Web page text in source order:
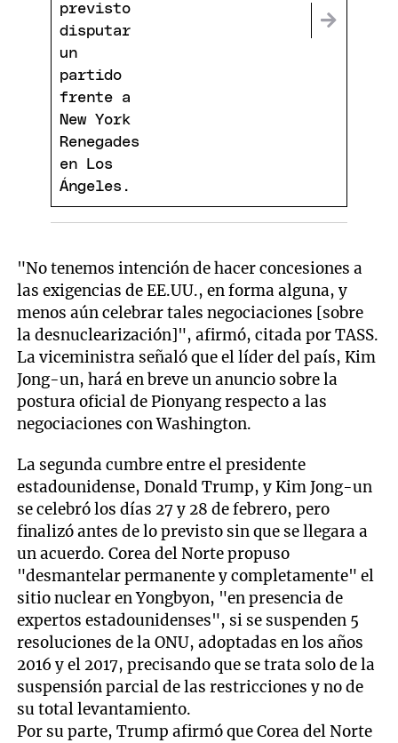
"No tenemos intención de hacer concesiones a
las exigencias de EE.UU., en forma alguna, y
menos aún celebrar tales negociaciones [sobre
la desnuclearización]", afirmó, citada por TASS.
La viceministra señaló que el líder del país, Kim
Jong-un, hará en breve un anuncio sobre la
postura oficial de Pionyang respecto a las
negociaciones con Washington.
La segunda cumbre entre el presidente
estadounidense, Donald Trump, y Kim Jong-un
se celebró los días 27 y 28 de febrero, pero
finalizó antes de lo previsto sin que se llegara a
un acuerdo. Corea del Norte propuso
"desmantelar permanente y completamente" el
sitio nuclear en Yongbyon, "en presencia de
expertos estadounidenses", si se suspenden 5
resoluciones de la ONU, adoptadas en los años
2016 y el 2017, precisando que se trata solo de la
suspensión parcial de las restricciones y no de
su total levantamiento.
Por su parte, Trump afirmó que Corea del Norte